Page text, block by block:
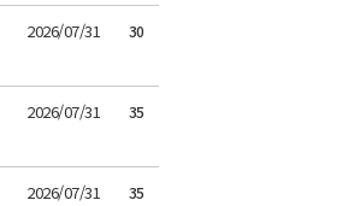
2026/07/31 30
2026/07/31 35
2026/07/31 35